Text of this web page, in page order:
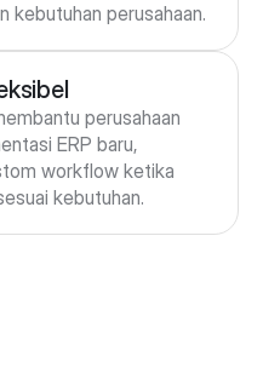
kebutuhan perusahaan.
perusahaan
ERP baru,
workflow ketika
kebutuhan.